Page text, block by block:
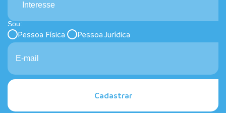
Interesse
Sou:
Pessoa Física Pessoa Jurídica
Cadastrar